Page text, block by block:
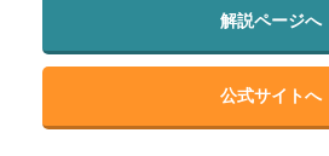
解説ページへ
公式サイトへ